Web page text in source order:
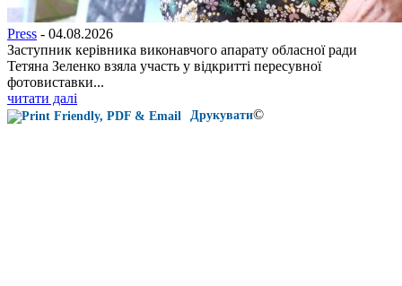
Press - 04.08.2026
Заступник керівника виконавчого апарату обласної ради
Тетяна Зеленко взяла участь у відкритті пересувної
фотовиставки...
читати далі
Друкувати©